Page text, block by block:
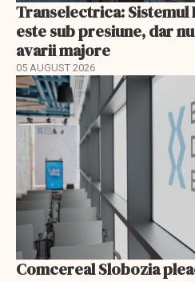
Transelectrica: Sistemul
este sub presiune, dar
avarii majore
05 AUGUST 2026
Comcereal Slobozia